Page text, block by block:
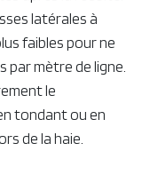
s’effectue
de